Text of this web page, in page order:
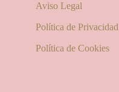
Aviso Legal
Política de Privacidad
Política de Cookies